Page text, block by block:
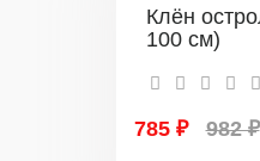
Клён
100 см)
785 ₽ 982 ₽